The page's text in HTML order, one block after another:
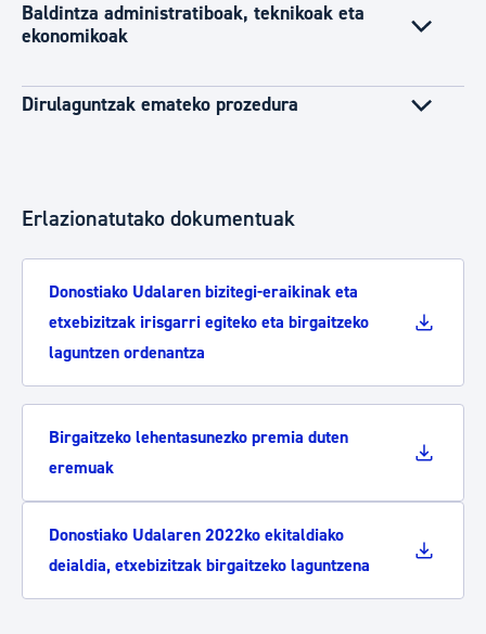
Baldintza administratiboak, teknikoak eta
ekonomikoak
Dirulaguntzak emateko prozedura
Erlazionatutako dokumentuak
Donostiako Udalaren bizitegi-eraikinak eta
etxebizitzak irisgarri egiteko eta birgaitzeko
laguntzen ordenantza
Birgaitzeko lehentasunezko premia duten
eremuak
Donostiako Udalaren 2022ko ekitaldiako
deialdia, etxebizitzak birgaitzeko laguntzena